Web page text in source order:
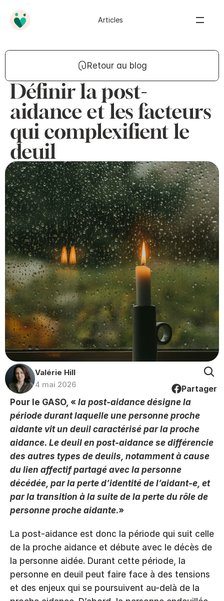
Articles
Retour au blog
Définir la post-
aidance et les facteurs
qui complexifient le
deuil
Valérie Hill
4 mai 2026
Partager
Pour le GASO, « la post-aidance désigne la
période durant laquelle une personne proche
aidante vit un deuil caractérisé par la proche
aidance. Le deuil en post-aidance se différencie
des autres types de deuils, notamment à cause
du lien affectif partagé avec la personne
décédée, par la perte d’identité de l’aidant-e, et
par la transition à la suite de la perte du rôle de
personne proche aidante.»
La post-aidance est donc la période qui suit celle
de la proche aidance et débute avec le décès de
la personne aidée. Durant cette période, la
personne en deuil peut faire face à des tensions
et des enjeux qui se poursuivent au-delà de la